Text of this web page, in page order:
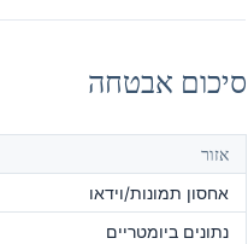
סיכום אבטחה
אזור
אחסון תמונות/וידאו
נתונים ביומטריים